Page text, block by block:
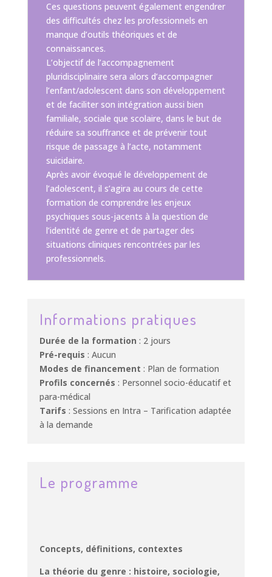
Ces questions peuvent également engendrer
des difficultés chez les professionnels en
manque d’outils théoriques et de
connaissances.
L’objectif de l’accompagnement
pluridisciplinaire sera alors d’accompagner
l’enfant/adolescent dans son développement
et de faciliter son intégration aussi bien
familiale, sociale que scolaire, dans le but de
réduire sa souffrance et de prévenir tout
risque de passage à l’acte, notamment
suicidaire.
Après avoir évoqué le développement de
l’adolescent, il s’agira au cours de cette
formation de comprendre les enjeux
psychiques sous-jacents à la question de
l’identité de genre et de partager des
situations cliniques rencontrées par les
professionnels.
Informations pratiques
Durée de la formation : 2 jours
Pré-requis : Aucun
Modes de financement : Plan de formation
Profils concernés : Personnel socio-éducatif et
para-médical
Tarifs : Sessions en Intra – Tarification adaptée
à la demande
Le programme
Concepts, définitions, contextes
La théorie du genre : histoire, sociologie,